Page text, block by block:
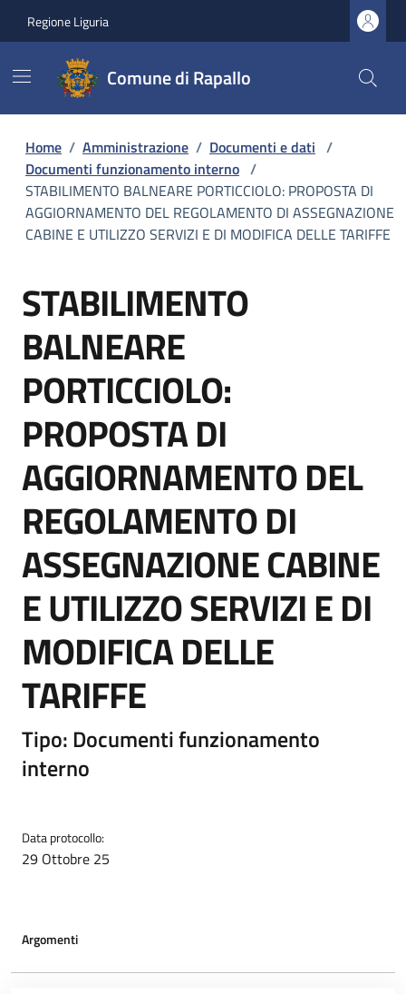
Regione Liguria
Comune di Rapallo
Home / Amministrazione / Documenti e dati /
Documenti funzionamento interno /
STABILIMENTO BALNEARE PORTICCIOLO: PROPOSTA DI
AGGIORNAMENTO DEL REGOLAMENTO DI ASSEGNAZIONE
CABINE E UTILIZZO SERVIZI E DI MODIFICA DELLE TARIFFE
STABILIMENTO
BALNEARE
PORTICCIOLO:
PROPOSTA DI
AGGIORNAMENTO DEL
REGOLAMENTO DI
ASSEGNAZIONE CABINE
E UTILIZZO SERVIZI E DI
MODIFICA DELLE
TARIFFE
Tipo: Documenti funzionamento
interno
Data protocollo:
29 Ottobre 25
Argomenti